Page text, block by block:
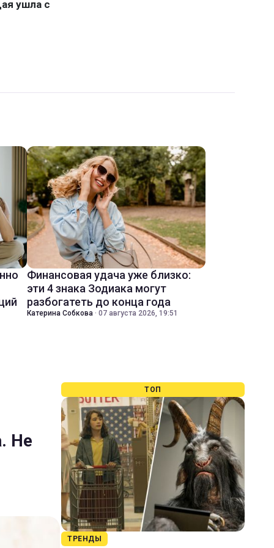
Финансовая удача уже близко:
эти 4 знака Зодиака могут
разбогатеть до конца года
Катерина Собкова · 07 августа 2026, 19:51
Не
ТОП
ТРЕНДЫ